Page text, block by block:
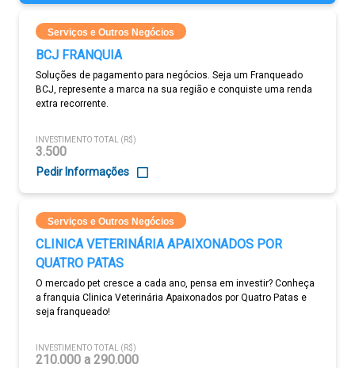
Serviços e Outros Negócios
BCJ FRANQUIA
Soluções de pagamento para negócios. Seja um Franqueado
BCJ, represente a marca na sua região e conquiste uma renda
extra recorrente.
INVESTIMENTO TOTAL (R$)
3.500
Pedir Informações
Serviços e Outros Negócios
CLINICA VETERINÁRIA APAIXONADOS POR
QUATRO PATAS
O mercado pet cresce a cada ano, pensa em investir? Conheça
a franquia Clinica Veterinária Apaixonados por Quatro Patas e
seja franqueado!
INVESTIMENTO TOTAL (R$)
210.000 a 290.000